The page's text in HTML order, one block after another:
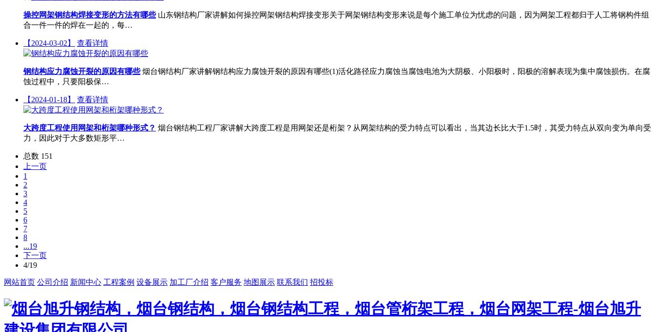
操控网架钢结构焊接变形的方法有哪些 山东钢结构厂家讲解如何操控网架钢结构焊接变形关于网架钢结构变形来说是每个施工单位为忧虑的问题，因为网架工程都归于人工将钢构件组
合一件一件的焊在一起的，每…
【2024-03-02】 查看详情
钢结构应力腐蚀开裂的原因有哪些 烟台钢结构厂家讲解钢结构应力腐蚀开裂的原因有哪些(1)活化路径应力腐蚀当腐蚀电池为大阴极、小阳极时，阳极的溶解表现为集中腐蚀损伤。在腐
蚀过程中，只要阳极保…
【2024-01-18】 查看详情
大跨度工程使用网架和桁架哪种形式？ 烟台钢结构工程厂家讲解大跨度工程是用网架还是桁架？从网架结构的受力特点可以看出，当其边长比大于1.5时，其受力特点从双向变为单向受
力，因此对于大多数矩形平…
总数 151
上一页
1
2
3
4
5
6
7
8
...19
下一页
4/19
网站首页 公司介绍 新闻中心 工程案例 设备展示 加工厂介绍 客户服务 地图展示 联系我们 招投标